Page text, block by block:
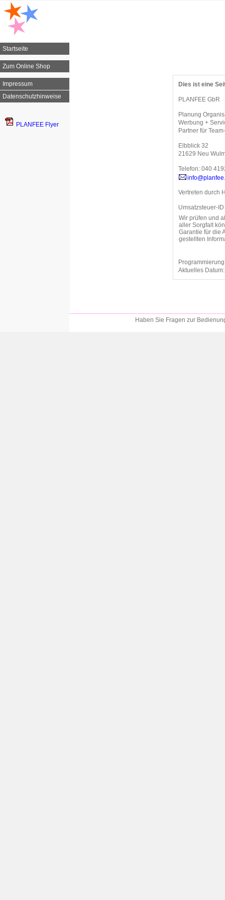
Startseite
Zum Online Shop
Impressum
Datenschutzhinweise
PLANFEE Flyer
Dies ist eine
PLANFEE GbR
Planung
Werbung +
Partner für
Elbblick 32
21629 Neu
Telefon: 040
Vertreten durch
Umsatzsteuer-
Wir prüfen und
aller Sorgfalt
Garantie für die
gestellten
Aktuelles
Haben Sie Fragen zur